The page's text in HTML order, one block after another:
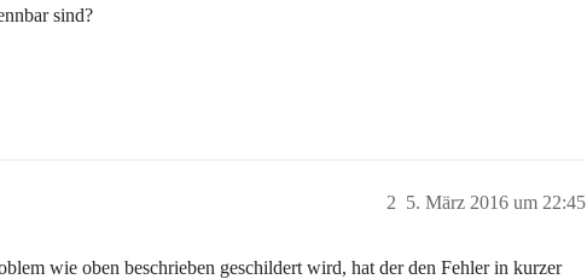
sind?
5. März 2016 um 22:45
2
wie oben beschrieben geschildert wird, hat der den Fehler in kurzer